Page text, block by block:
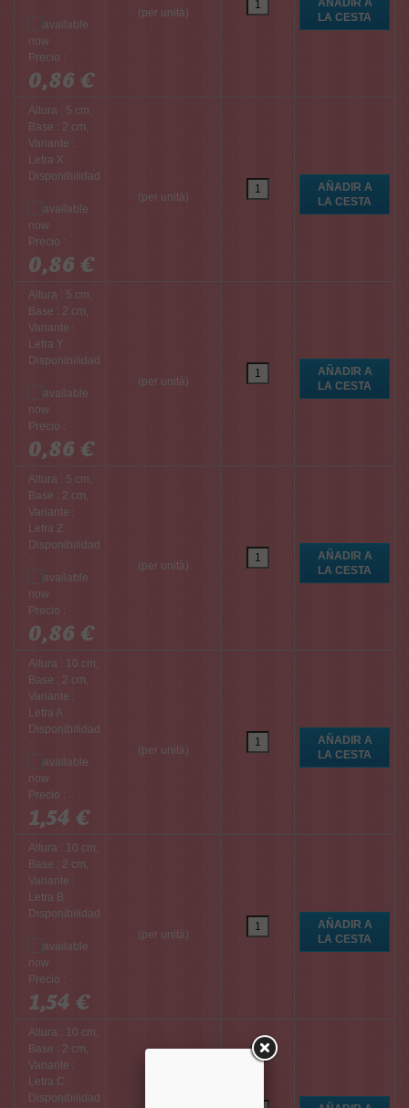
:
Precio :
0,86 €
(per unità)
Altura : 5 cm,
Base : 2 cm,
Variante :
Letra X
Disponibilidad
:
Precio :
0,86 €
(per unità)
Altura : 5 cm,
Base : 2 cm,
Variante :
Letra Y
Disponibilidad
:
Precio :
0,86 €
(per unità)
Altura : 5 cm,
Base : 2 cm,
Variante :
Letra Z
Disponibilidad
:
Precio :
0,86 €
(per unità)
Altura : 10 cm,
Base : 2 cm,
Variante :
Letra A
Disponibilidad
:
Precio :
1,54 €
(per unità)
Altura : 10 cm,
Base : 2 cm,
Variante :
Letra B
Disponibilidad
:
Precio :
1,54 €
(per unità)
Altura : 10 cm,
Base : 2 cm,
Variante :
Letra C
Disponibilidad